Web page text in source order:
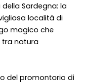
Sardegna: la
località di
magico che
natura
del promontorio di